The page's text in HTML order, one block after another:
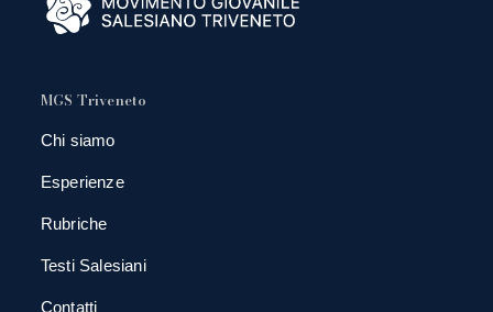
MGS Triveneto
Chi siamo
Esperienze
Rubriche
Testi Salesiani
Contatti